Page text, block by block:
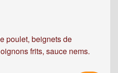
poulet, beignets de
frits, sauce nems.